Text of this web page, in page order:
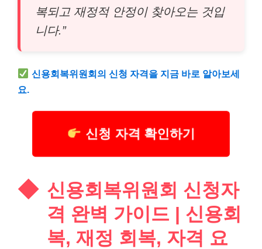
복되고 재정적 안정이 찾아오는 것입
니다.”
신용회복위원회의 신청 자격을 지금 바로 알아보세
요.
신청 자격 확인하기
신용회복위원회 신청자
격 완벽 가이드 | 신용회
복, 재정 회복, 자격 요